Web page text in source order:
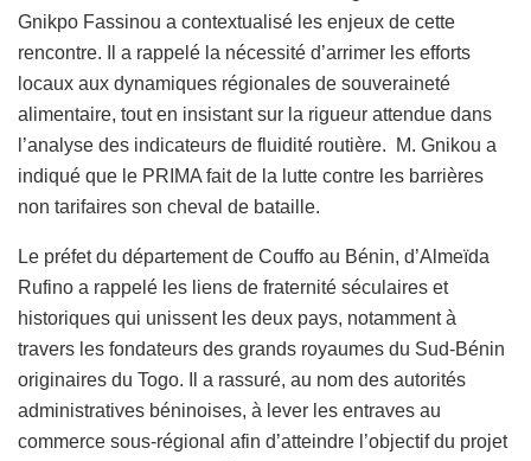
Gnikpo Fassinou a contextualisé les enjeux de cette
rencontre. Il a rappelé la nécessité d’arrimer les efforts
locaux aux dynamiques régionales de souveraineté
alimentaire, tout en insistant sur la rigueur attendue dans
l’analyse des indicateurs de fluidité routière. M. Gnikou a
indiqué que le PRIMA fait de la lutte contre les barrières
non tarifaires son cheval de bataille.
Le préfet du département de Couffo au Bénin, d’Almeïda
Rufino a rappelé les liens de fraternité séculaires et
historiques qui unissent les deux pays, notamment à
travers les fondateurs des grands royaumes du Sud-Bénin
originaires du Togo. Il a rassuré, au nom des autorités
administratives béninoises, à lever les entraves au
commerce sous-régional afin d’atteindre l’objectif du projet